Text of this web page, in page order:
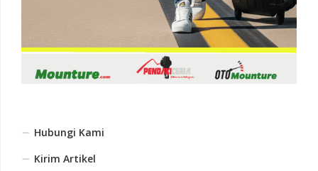
Hubungi Kami
Kirim Artikel